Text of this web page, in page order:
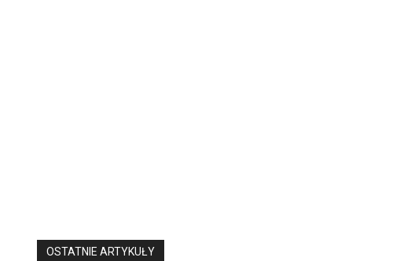
OSTATNIE ARTYKUŁY